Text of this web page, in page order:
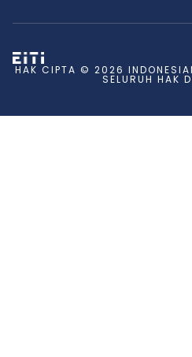
HAK CIPTA © 2026
SELURUH HAK